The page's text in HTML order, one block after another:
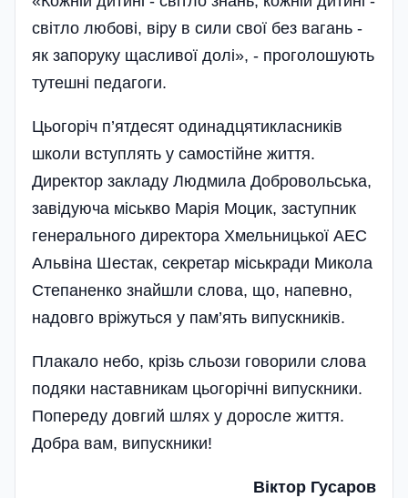
світло любові, віру в сили свої без вагань -
як запоруку щасливої долі», - проголошують
тутешні педагоги.
Цьогоріч п’ятдесят одинадцятикласників
школи вступлять у самостійне життя.
Директор закладу Людмила Добровольська,
завідуюча міськво Марія Моцик, заступник
генерального директора Хмельницької АЕС
Альвіна Шестак, секретар міськради Микола
Степаненко знайшли слова, що, напевно,
надовго вріжуться у пам’ять випускників.
Плакало небо, крізь сльози говорили слова
подяки наставникам цьогорічні випускники.
Попереду довгий шлях у доросле життя.
Добра вам, випускники!
Віктор Гусаров